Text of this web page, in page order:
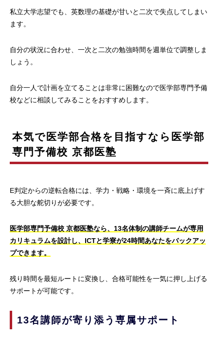
私立大学志望でも、英数理の基礎が甘いと二次で失点してしまい
ます。
自分の状況に合わせ、一次と二次の勉強時間を週単位で調整しま
しょう。
自分一人で計画を立てることは非常に困難なので医学部専門予備
校などに相談してみることをおすすめします。
本気で医学部合格を目指すなら医学部
専門予備校 京都医塾
E判定からの逆転合格には、学力・戦略・環境を一斉に底上げす
る大胆な舵切りが必要です。
医学部専門予備校 京都医塾なら、13名体制の講師チームが専用
カリキュラムを設計し、ICTと学寮が24時間あなたをバックアッ
プできます。
残り時間を最短ルートに変換し、合格可能性を一気に押し上げる
サポートが可能です。
13名講師が寄り添う専属サポート